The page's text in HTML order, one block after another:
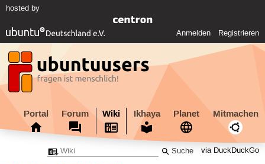
hosted by
Anmelden Registrieren
Portal Forum Wiki Ikhaya Planet Mitmachen
via DuckDuckGo